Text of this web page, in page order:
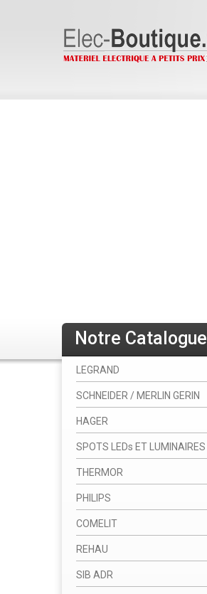
Notre Catalogue
LEGRAND
SCHNEIDER / MERLIN GERIN
HAGER
SPOTS LEDs ET LUMINAIRES
THERMOR
PHILIPS
COMELIT
REHAU
SIB ADR